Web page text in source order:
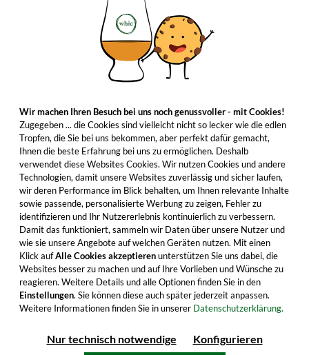
Wir machen Ihren Besuch bei uns noch genussvoller - mit Cookies!
Zugegeben ... die Cookies sind vielleicht nicht so lecker wie die edlen
Tropfen, die Sie bei uns bekommen, aber perfekt dafür gemacht,
Ihnen die beste Erfahrung bei uns zu ermöglichen. Deshalb
verwendet diese Websites Cookies. Wir nutzen Cookies und andere
Technologien, damit unsere Websites zuverlässig und sicher laufen,
wir deren Performance im Blick behalten, um Ihnen relevante Inhalte
sowie passende, personalisierte Werbung zu zeigen, Fehler zu
identifizieren und Ihr Nutzererlebnis kontinuierlich zu verbessern.
Damit das funktioniert, sammeln wir Daten über unsere Nutzer und
wie sie unsere Angebote auf welchen Geräten nutzen. Mit einen
Klick aufAlle Cookies akzeptierenunterstützen Sie uns dabei, die
Websites besser zu machen und auf Ihre Vorlieben und Wünsche zu
reagieren. Weitere Details und alle Optionen finden Sie in den
Einstellungen. Sie können diese auch später jederzeit anpassen.
Weitere Informationen finden Sie in unserer Datenschutzerklärung.
Nur technisch notwendige Konfigurieren